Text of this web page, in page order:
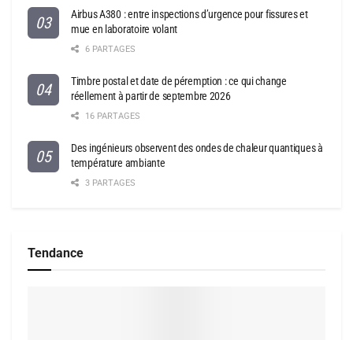
Airbus A380 : entre inspections d’urgence pour fissures et
mue en laboratoire volant
6 PARTAGES
Timbre postal et date de péremption : ce qui change
réellement à partir de septembre 2026
16 PARTAGES
Des ingénieurs observent des ondes de chaleur quantiques à
température ambiante
3 PARTAGES
Tendance